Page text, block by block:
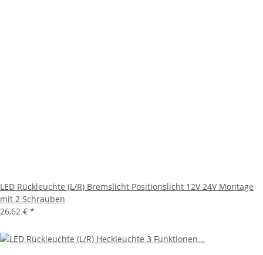
LED Rückleuchte (L/R) Bremslicht Positionslicht 12V 24V Montage
mit 2 Schrauben
26,62 € *